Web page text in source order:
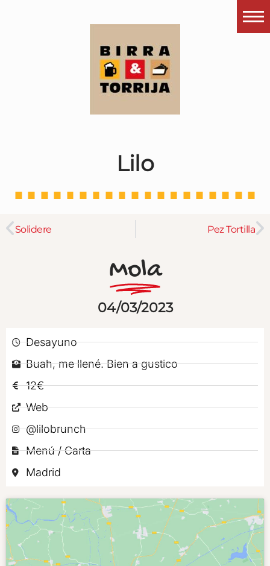
¿Esto que es pués?
Últimas visitas
Todos los garitos
Por el mundo
Contactar
Instagram
Lilo
Solidere Pez Tortilla
Mola
04/03/2023
Desayuno
Buah, me llené. Bien a gustico
12€
Web
@lilobrunch
Menú / Carta
Madrid